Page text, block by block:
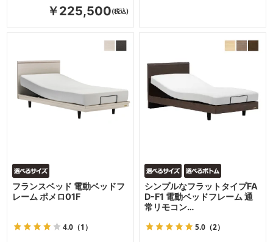
￥225,500
フランスベッド 電動ベッドフ
レーム ポメロ01F
4.0 （1）
シンプルなフラットタイプFA
D-F1 電動ベッドフレーム 通
常リモコン…
5.0（2）